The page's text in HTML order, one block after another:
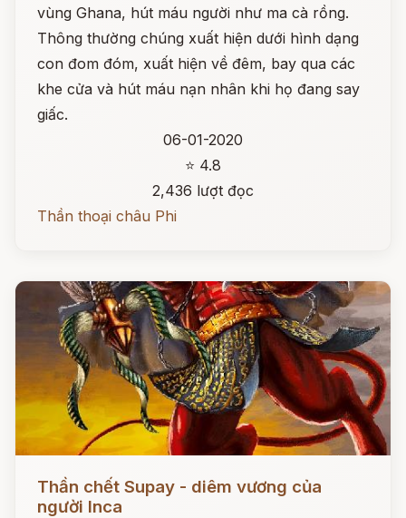
vùng Ghana, hút máu người như ma cà rồng.
Thông thường chúng xuất hiện dưới hình dạng
con đom đóm, xuất hiện về đêm, bay qua các
khe cửa và hút máu nạn nhân khi họ đang say
giấc.
06-01-2020
⭐ 4.8
2,436 lượt đọc
Thần thoại châu Phi
Đọc ngay
Thần chết Supay - diêm vương của
người Inca